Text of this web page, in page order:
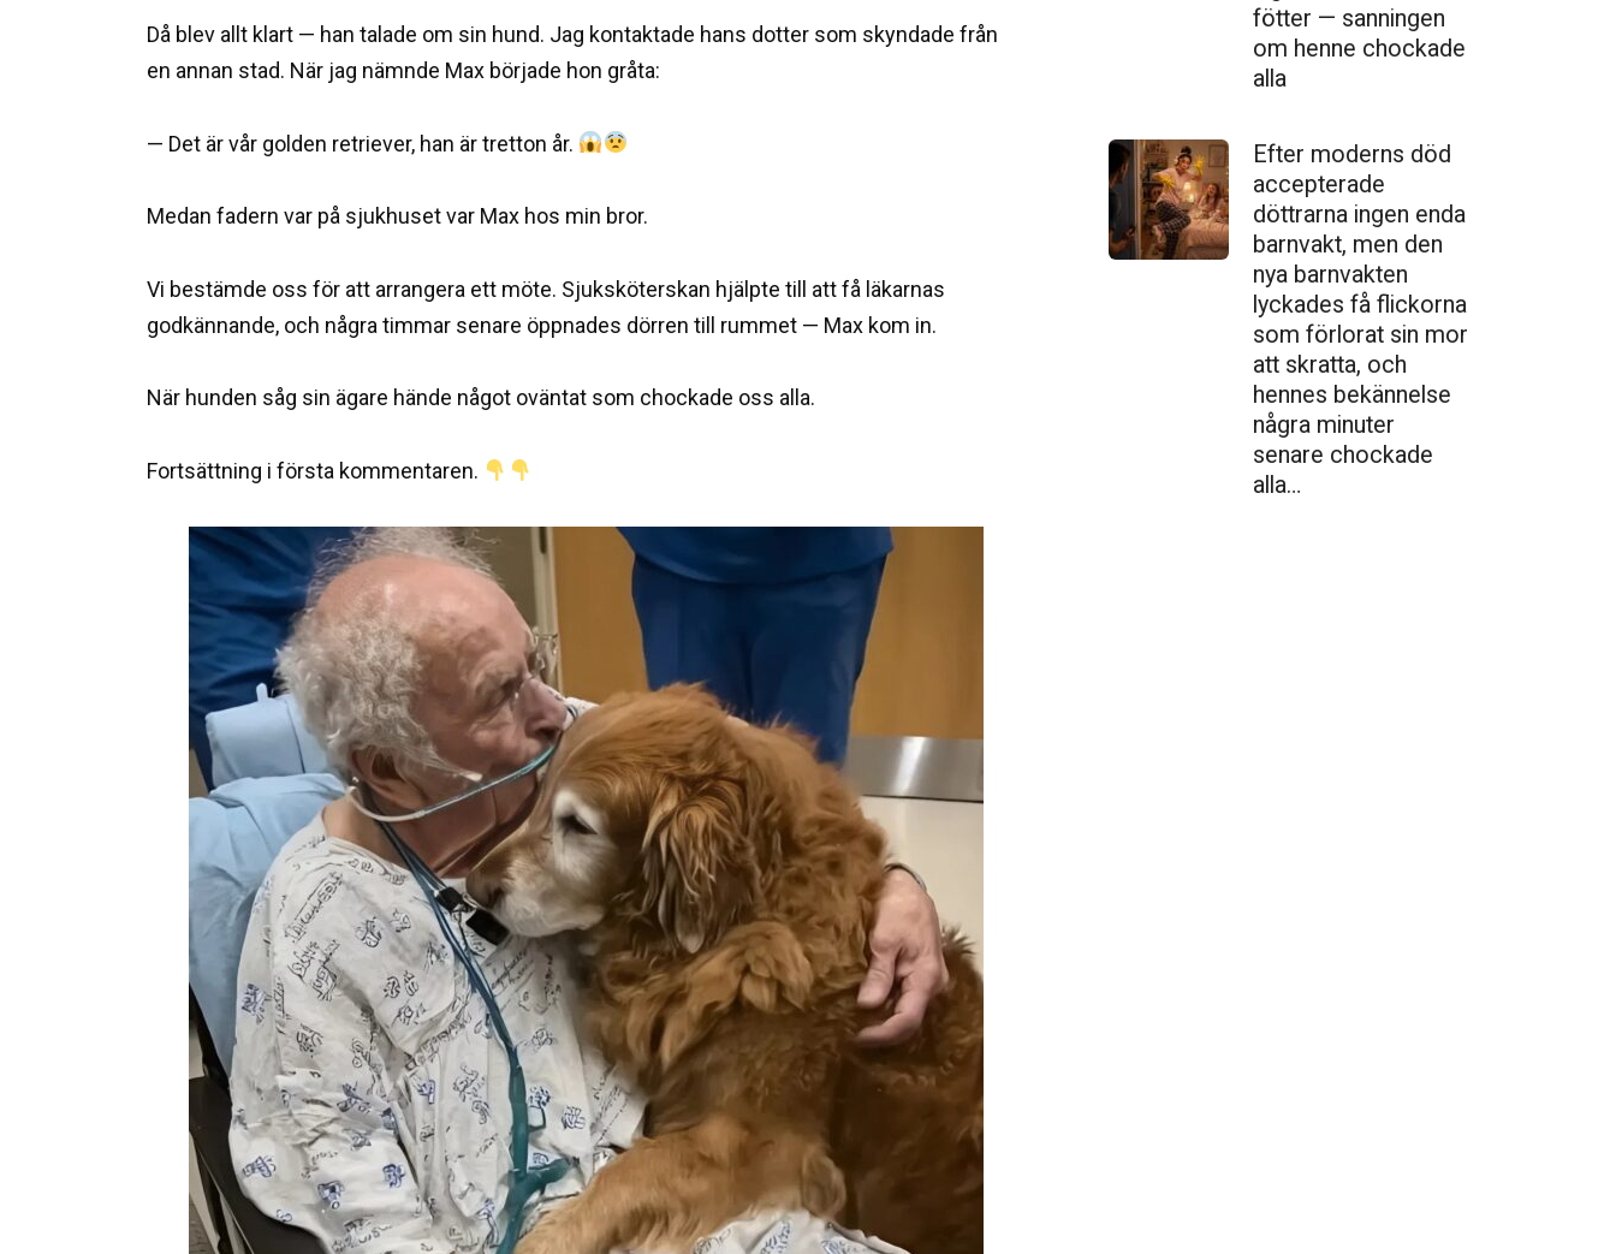
Då blev allt klart — han talade om sin hund. Jag kontaktade hans dotter som skyndade från
en annan stad. När jag nämnde Max började hon gråta:
— Det är vår golden retriever, han är tretton år.
Medan fadern var på sjukhuset var Max hos min bror.
Vi bestämde oss för att arrangera ett möte. Sjuksköterskan hjälpte till att få läkarnas
godkännande, och några timmar senare öppnades dörren till rummet — Max kom in.
När hunden såg sin ägare hände något oväntat som chockade oss alla.
Fortsättning i första kommentaren.
fötter — sanningen
om henne chockade
alla
Efter moderns död
accepterade
döttrarna ingen enda
barnvakt, men den
nya barnvakten
lyckades få flickorna
som förlorat sin mor
att skratta, och
hennes bekännelse
några minuter
senare chockade
alla…